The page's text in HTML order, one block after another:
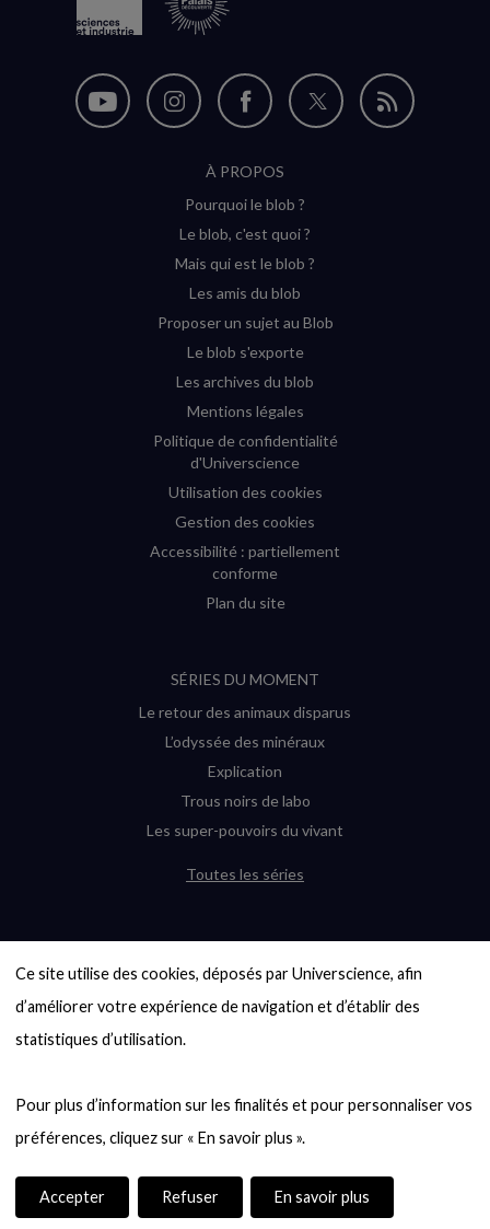
Ce site utilise des cookies, déposés par Universcience, afin
d’améliorer votre expérience de navigation et d’établir des
statistiques d’utilisation.
Pour plus d’information sur les finalités et pour personnaliser vos
Accepter Refuser En savoir plus
Nous
Nous
Instagram
(nouvelle
Nous
sur
Facebook
(nouvelle
Nous
Flux
À PROPOS
Pourquoi le blob ?
Le blob, c'est quoi ?
Mais qui est le blob ?
Les amis du blob
Proposer un sujet au Blob
Le blob s'exporte
Les archives du blob
Mentions légales
Politique de confidentialité
d'Universcience
Utilisation des cookies
Gestion des cookies
Accessibilité : partiellement
conforme
Plan du site
SÉRIES DU MOMENT
Le retour des animaux disparus
L’odyssée des minéraux
Explication
Trous noirs de labo
Les super-pouvoirs du vivant
Toutes les séries
6000 exoplanètes, et pas de « Terre »
en vue ?
Quel avenir pour les cryptos ?
Entre mathématiques et politique : la
quête d’un vote équitable
casse-tête